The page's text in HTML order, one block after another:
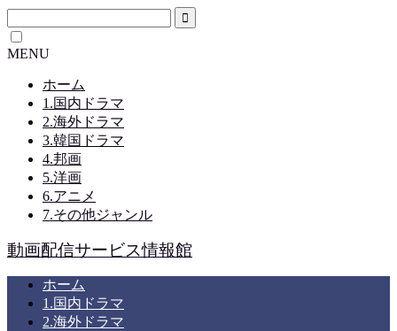
MENU
ホーム
1.国内ドラマ
2.海外ドラマ
3.韓国ドラマ
4.邦画
5.洋画
6.アニメ
7.その他ジャンル
動画配信サービス情報館
ホーム
1.国内ドラマ
2.海外ドラマ